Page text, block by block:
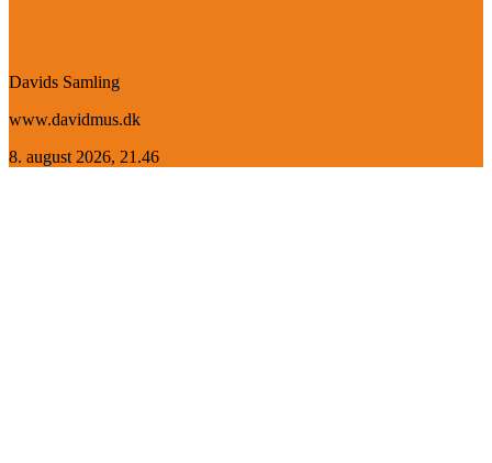
Davids Samling
www.davidmus.dk
8. august 2026, 21.46